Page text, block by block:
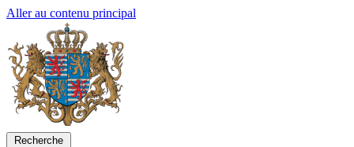
Aller au contenu principal
Recherche